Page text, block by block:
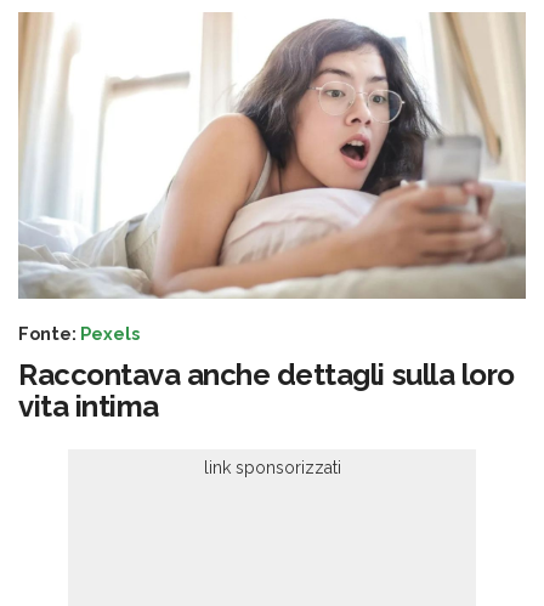
Fonte: Pexels
Raccontava anche dettagli sulla loro
vita intima